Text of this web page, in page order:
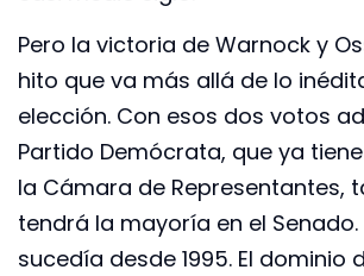
Pero la victoria de Warnock y
hito que va más allá de lo
elección. Con esos dos votos
Partido Demócrata, que ya
la Cámara de Representantes,
tendrá la mayoría en el Senado.
sucedía desde 1995. El dominio